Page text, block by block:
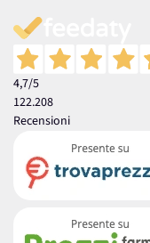
4,7/5
122.208
Recensioni